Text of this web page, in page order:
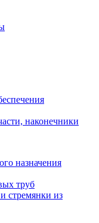
наконечники
назначения
труб
стремянки из